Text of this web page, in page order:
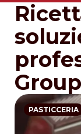
Group
PASTICCERIA